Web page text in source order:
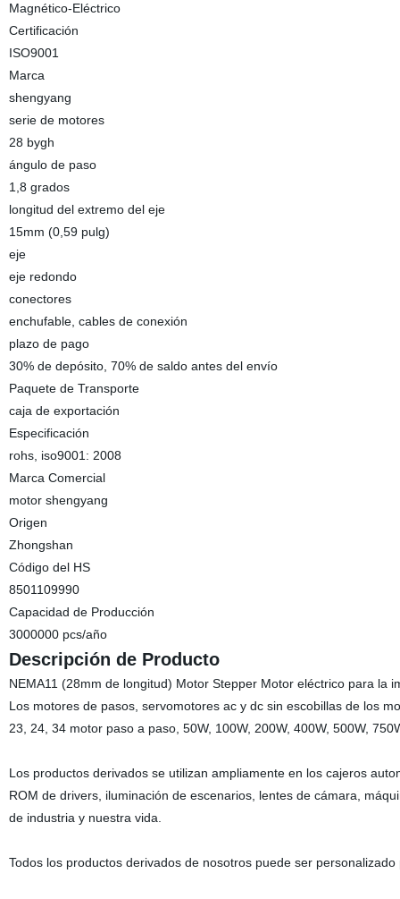
Magnético-Eléctrico
Certificación
ISO9001
Marca
shengyang
serie de motores
28 bygh
ángulo de paso
1,8 grados
longitud del extremo del eje
15mm (0,59 pulg)
eje
eje redondo
conectores
enchufable, cables de conexión
plazo de pago
30% de depósito, 70% de saldo antes del envío
Paquete de Transporte
caja de exportación
Especificación
rohs, iso9001: 2008
Marca Comercial
motor shengyang
Origen
Zhongshan
Código del HS
8501109990
Capacidad de Producción
3000000 pcs/año
Descripción de Producto
NEMA11 (28mm de longitud) Motor Stepper Motor eléctrico para la
Los motores de pasos, servomotores ac y dc sin escobillas de los
23, 24, 34 motor paso a paso, 50W, 100W, 200W, 400W, 500W,
Los productos derivados se utilizan ampliamente en los cajeros
ROM de drivers, iluminación de escenarios, lentes de cámara,
de industria y nuestra vida.
Todos los productos derivados de nosotros puede ser